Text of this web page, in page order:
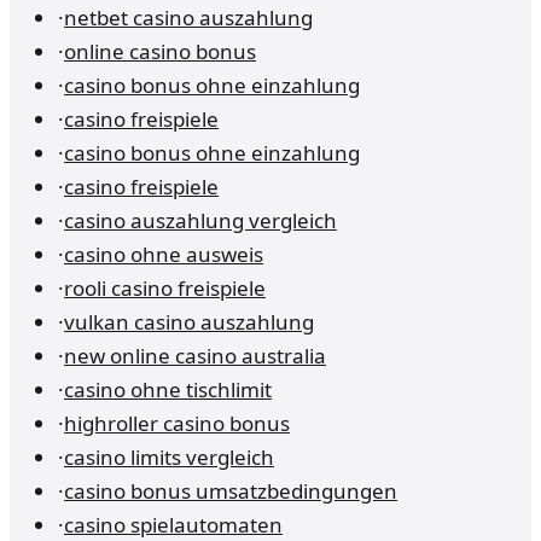
·netbet casino auszahlung
·online casino bonus
·casino bonus ohne einzahlung
·casino freispiele
·casino bonus ohne einzahlung
·casino freispiele
·casino auszahlung vergleich
·casino ohne ausweis
·rooli casino freispiele
·vulkan casino auszahlung
·new online casino australia
·casino ohne tischlimit
·highroller casino bonus
·casino limits vergleich
·casino bonus umsatzbedingungen
·casino spielautomaten